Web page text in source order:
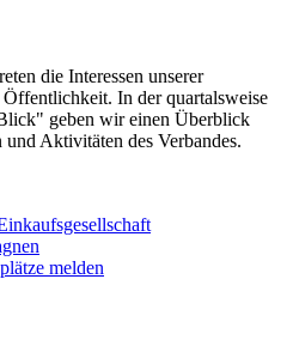
die Interessen unserer
In der quartalsweise
geben wir einen Überblick
Aktivitäten des Verbandes.
melden